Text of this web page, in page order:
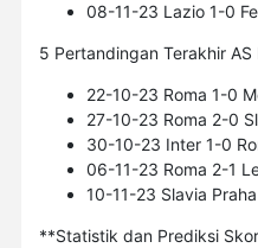
08-11-23 Lazio 1-0
5 Pertandingan Terakhir AS
22-10-23 Roma 1-0
27-10-23 Roma 2-0
30-10-23 Inter 1-0
06-11-23 Roma 2-1
10-11-23 Slavia
**Statistik dan Prediksi